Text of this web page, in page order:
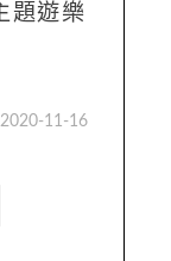
題遊樂
2020-11-16